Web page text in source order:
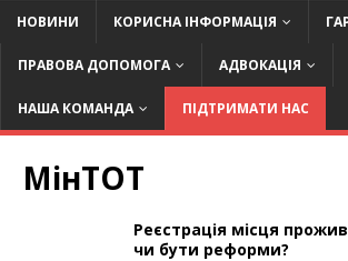
НОВИНИ КОРИСНА ІНФОРМАЦІЯ
ПРАВОВА ДОПОМОГА АДВОКАЦІЯ
НАША КОМАНДА ПІДТРИМАТИ НАС
МінТОТ
Реєстрація місця
чи бути реформи?